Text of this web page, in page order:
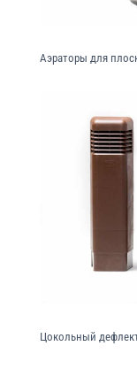
Аэраторы для
Цокольный